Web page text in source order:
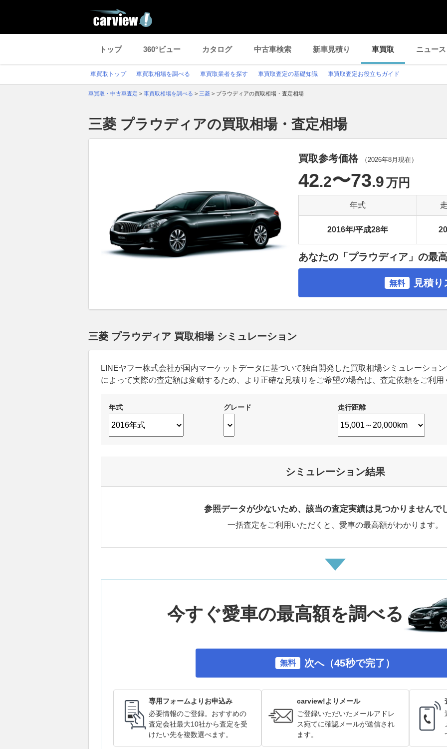
トップ 360°ビュー カタログ 中古車検索 新車見積り 車買取 ニュース
車買取トップ 車買取相場を調べる 車買取業者を探す 車買取査定の基礎知識 車買取査定お役立ちガイド
車買取・中古車査定 > 車買取相場を調べる > 三菱 > プラウディアの買取相場・査定相場
三菱 プラウディアの買取相場・査定相場
買取参考価格 （2026年8月 現在）
42.2〜73.9万円
年式
2016年/平成28年
あなたの「プラウディア」の最
無料 見積
三菱 プラウディア 買取相場 シミュレーション
LINEヤフー株式会社が国内マーケットデータに基づいて独自開発した買取相場シミュレーショ
によって実際の査定額は変動するため、より正確な見積りをご希望の場合は、査定依頼をご利用
年式 グレード 走行距離
シミュレーション結果
参照データが少ないため、該当の査定実績は見つかりませんで
一括査定をご利用いただくと、愛車の最高額がわかります。
今すぐ愛車の最高額を調べる
無料 次へ（45秒で完了）
専用フォームよりお申込み
必要情報のご登録。おすすめの
査定会社最大10社から査定を受
けたい先を複数選べます。
carview!よりメール
ご登録いただいたメールアドレ
ス宛てに確認メールが送信され
ます。